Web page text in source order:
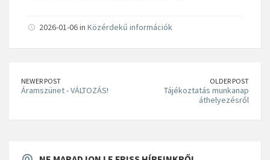
2026-01-06 in Közérdekű információk
NEWER POST
Áramszünet - VÁLTOZÁS!
OLDER POST
Tájékoztatás munkanap
áthelyezésről